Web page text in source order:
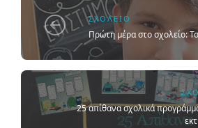
ΣΧΟΛΕΊΟ
Πρώτη μέρα στο σχολείο:
25 απίθανα σχολικά